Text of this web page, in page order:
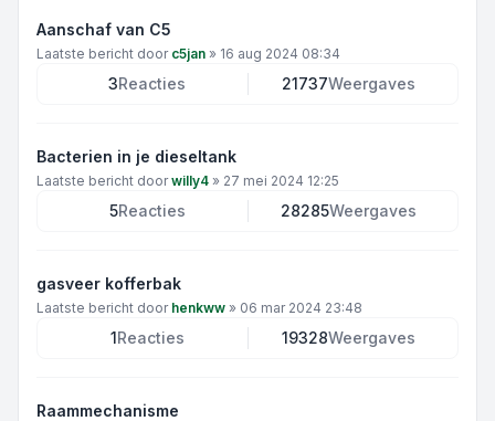
Aanschaf van C5
Laatste bericht door c5jan » 16 aug 2024 08:34
3Reacties 21737Weergaves
Bacterien in je dieseltank
Laatste bericht doorwilly4 » 27 mei 2024 12:25
5Reacties 28285Weergaves
gasveer kofferbak
Laatste bericht door henkww » 06 mar 2024 23:48
1Reacties 19328Weergaves
Raammechanisme